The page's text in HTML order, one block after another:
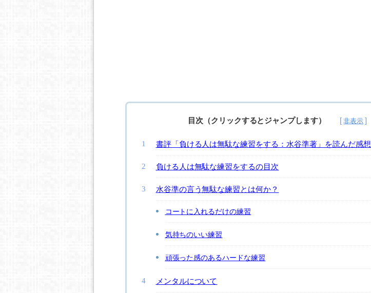
目次（クリックするとジャンプします）
書評「負ける人は無駄な練習をする：水谷準著」を読んだ感想
負ける人は無駄な練習をするの目次
水谷準の言う無駄な練習とは何か？
コートに入れるだけの練習
気持ちのいい練習
頑張った感のあるハードな練習
メンタルについて